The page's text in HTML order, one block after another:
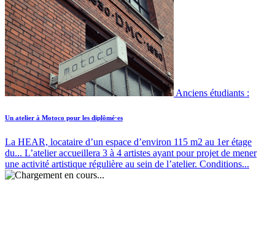
Anciens étudiants :
Un atelier à Motoco pour les diplômé·es
La HEAR, locataire d’un espace d’environ 115 m2 au 1er étage
du... L’atelier accueillera 3 à 4 artistes ayant pour projet de mener
une activité artistique régulière au sein de l’atelier. Conditions...